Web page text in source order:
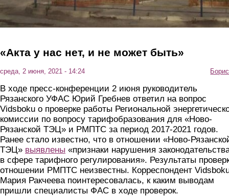
«Акта у нас нет, и не может быть»
среда, 2 июня, 2021 - 14:24
В ходе пресс-конференции 2 июня руководитель
Рязанского УФАС Юрий Гребнев ответил на вопрос
Vidsboku о проверке работы Региональной
комиссии по вопросу тарифобразования для «Ново-
Рязанской ТЭЦ» и РМПТС за период 2017-2021 годов.
Ранее стало известно, что в отношении «Ново-
ТЭЦ» выявлены «признаки нарушения
в сфере тарифного регулирования». Результаты
отношении РМПТС неизвестны. Корреспондент
Мария Ракчеева поинтересовалась, к каким выводам
пришли специалисты ФАС в ходе проверок.